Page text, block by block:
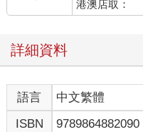
港澳店取：
詳細資料
語言 中文繁體
ISBN
9789864882090